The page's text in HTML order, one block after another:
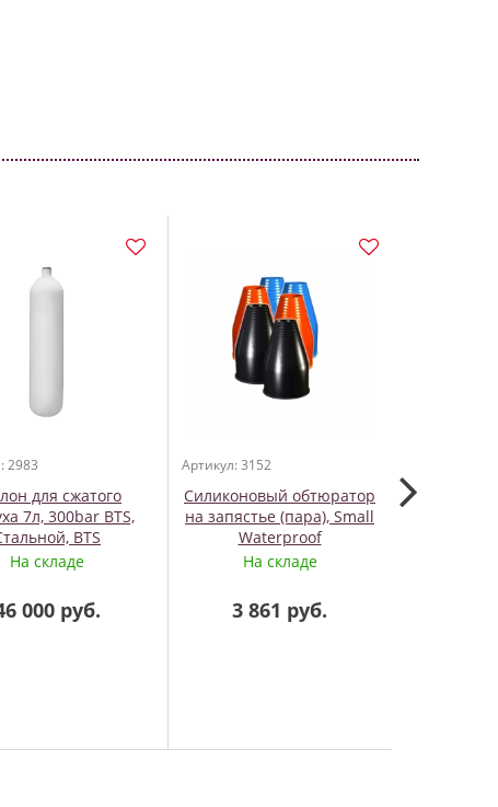
2983
для сжатого
7л, 300bar BTS,
BTS
На складе
000 руб.
Артикул: 3152
Силиконовый обтюратор
на запястье (пара), Small
Waterproof
На складе
3 861 руб.